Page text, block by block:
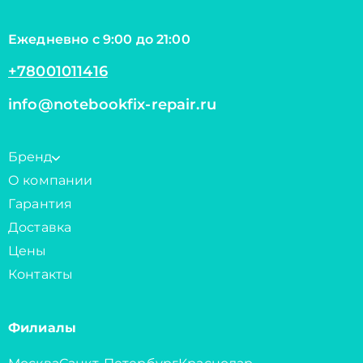
Ежедневно с 9:00 до 21:00
+78001011416
info@notebookfix-repair.ru
Бренд
О компании
Гарантия
Доставка
Цены
Контакты
Филиалы